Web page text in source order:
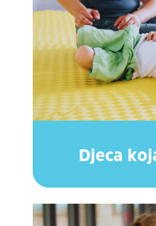
Djeca